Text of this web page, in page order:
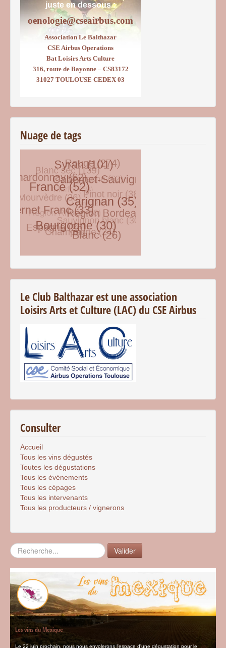
juste en dessous :
oenologie@cseairbus.com
Association Le Balthazar
CSE Airbus Operations
Bat Loisirs Arts Culture
316, route de Bayonne – CS83172
31027 TOULOUSE CEDEX 03
Nuage de tags
Le Club Balthazar est une association
Loisirs Arts et Culture (LAC) du CSE Airbus
Consulter
Accueil
Tous les vins dégustés
Toutes les dégustations
Tous les événements
Tous les cépages
Tous les intervenants
Tous les producteurs / vignerons
Rechercher Valider
Les vins du Mexique
Le 22 juin prochain, nous nous envolerons l'espace d'une dégustation pour le